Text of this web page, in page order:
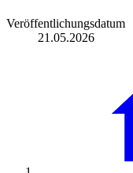
Veröffentlichungsdatum
21.05.2026